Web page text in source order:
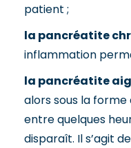
patient ;
la pancréatite
inflammation
la pancréatite
alors sous la forme
entre quelques
disparaît. Il s’agit